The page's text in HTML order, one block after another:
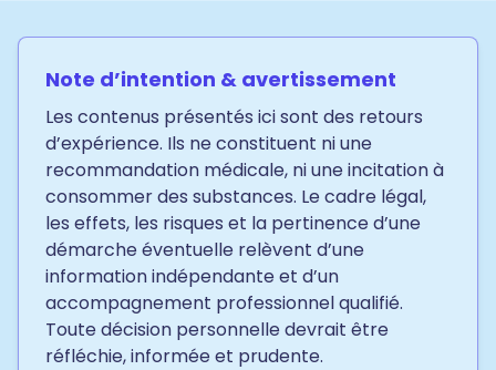
Note d’intention & avertissement
Les contenus présentés ici sont des retours
d’expérience. Ils ne constituent ni une
recommandation médicale, ni une incitation à
consommer des substances. Le cadre légal,
les effets, les risques et la pertinence d’une
démarche éventuelle relèvent d’une
information indépendante et d’un
accompagnement professionnel qualifié.
Toute décision personnelle devrait être
réfléchie, informée et prudente.